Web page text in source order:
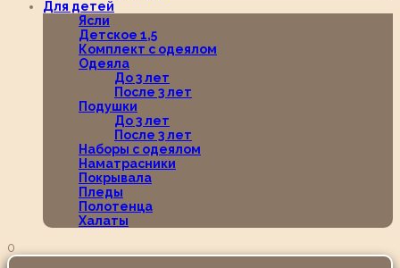
Для детей
Ясли
Детское 1,5
Комплект с одеялом
Одеяла
До 3 лет
После 3 лет
Подушки
До 3 лет
После 3 лет
Наборы с одеялом
Наматрасники
Покрывала
Пледы
Полотенца
Халаты
0